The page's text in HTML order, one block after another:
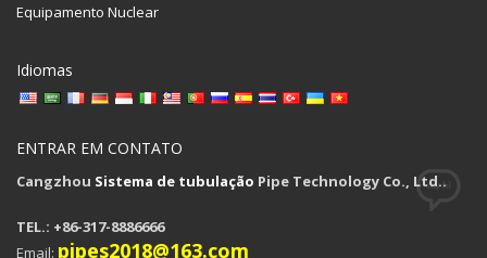
Equipamento Nuclear
Idiomas
ENTRAR EM CONTATO
Cangzhou Sistema de tubulação Pipe Technology Co., Ltd..
TEL.: +86-317-8886666
Email: pipes2018@163.com